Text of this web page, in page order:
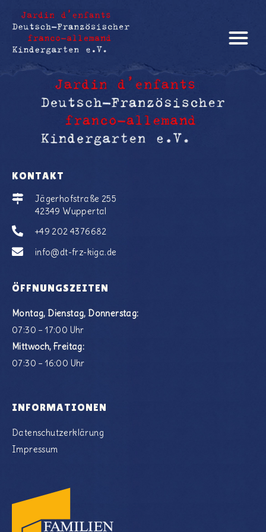
KONTAKT
Jägerhofstraße 255
42349 Wuppertal
+49 202 4376682
info@dt-frz-kiga.de
ÖFFNUNGSZEITEN
Montag, Dienstag, Donnerstag:
07:30 – 17:00 Uhr
Mittwoch, Freitag:
07:30 – 16:00 Uhr
INFORMATIONEN
Datenschutzerklärung
Impressum